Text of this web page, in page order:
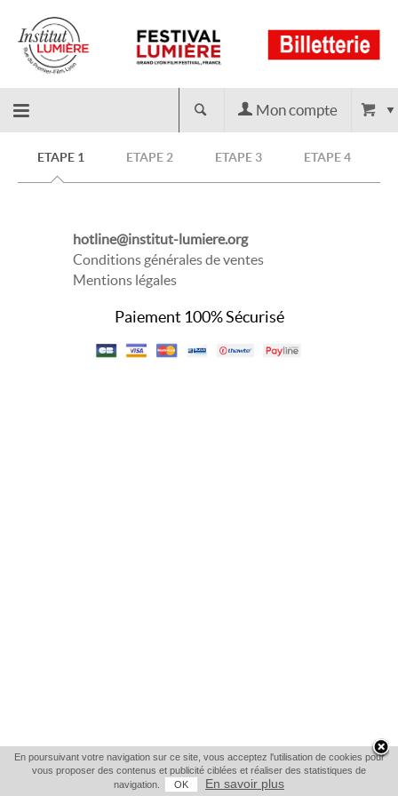
Retour
Mon compte
ETAPE 1 ETAPE 2 ETAPE 3 ETAPE 4
hotline@institut-lumiere.org
Conditions générales de ventes
Mentions légales
Paiement 100% Sécurisé
En poursuivant votre navigation sur ce site, vous acceptez l'utilisation de cookies pour
vous proposer des contenus et publicité ciblées et réaliser des statistiques de
navigation.
OK En savoir plus